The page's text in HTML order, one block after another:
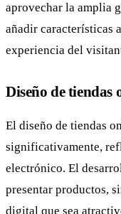
aprovechar la amplia
añadir características
experiencia del
Diseño de tiendas
El diseño de tiendas
significativamente,
electrónico. El
presentar productos,
digital que sea